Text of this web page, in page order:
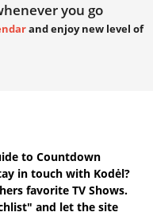
you go
and enjoy new level of
to Countdown
in touch with Kodėl?
favorite TV Shows.
and let the site